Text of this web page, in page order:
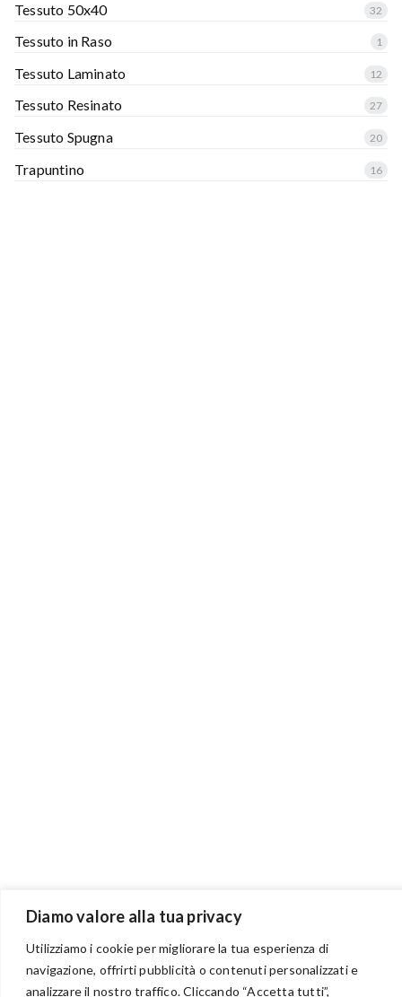
Diamo valore alla tua privacy
Utilizziamo i cookie per migliorare la tua esperienza di
navigazione, offrirti pubblicità o contenuti personalizzati e
analizzare il nostro traffico. Cliccando “Accetta tutti”,
Tessuto 50x40 32
Tessuto in Raso 1
Tessuto Laminato 12
Tessuto Resinato 27
Tessuto Spugna 20
Trapuntino 16